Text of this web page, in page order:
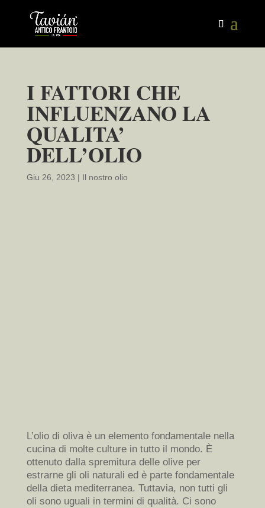
I FATTORI CHE
INFLUENZANO LA
QUALITA’
DELL’OLIO
Giu 26, 2023 | Il nostro olio
L’olio di oliva è un elemento fondamentale nella
cucina di molte culture in tutto il mondo. È
ottenuto dalla spremitura delle olive per
estrarne gli oli naturali ed è parte fondamentale
della dieta mediterranea. Tuttavia, non tutti gli
oli sono uguali in termini di qualità. Ci sono